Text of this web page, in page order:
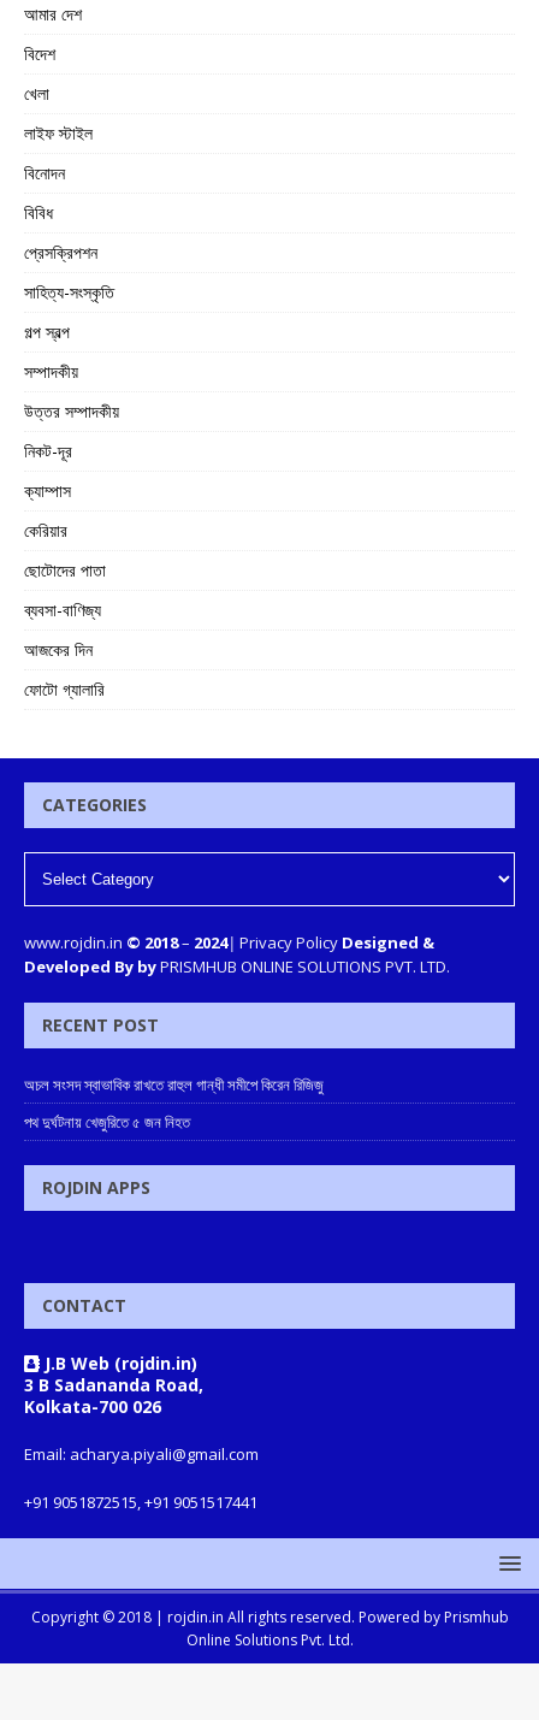
আমার দেশ
বিদেশ
খেলা
লাইফ স্টাইল
বিনোদন
বিবিধ
প্রেসক্রিপশন
সাহিত্য-সংস্কৃতি
গল্প স্বল্প
সম্পাদকীয়
উত্তর সম্পাদকীয়
নিকট-দূর
ক্যাম্পাস
কেরিয়ার
ছোটোদের পাতা
ব্যবসা-বাণিজ্য
আজকের দিন
ফোটো গ্যালারি
CATEGORIES
www.rojdin.in © 2018– 2024| Privacy Policy Designed &
Developed By byPRISMHUB ONLINE SOLUTIONS PVT. LTD.
RECENT POST
অচল সংসদ স্বাভাবিক রাখতে রাহুল গান্ধী সমীপে কিরেন রিজিজু
পথ দুর্ঘটনায় খেজুরিতে ৫ জন নিহত
ROJDIN APPS
CONTACT
J.B Web (rojdin.in)
3 B Sadananda Road,
Kolkata-700 026
Email: acharya.piyali@gmail.com
+91 9051872515, +91 9051517441
Copyright © 2018 | rojdin.in All rights reserved. Powered by Prismhub
Online Solutions Pvt. Ltd.